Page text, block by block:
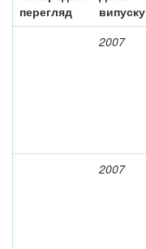
перегляд
випуску
2007
2007